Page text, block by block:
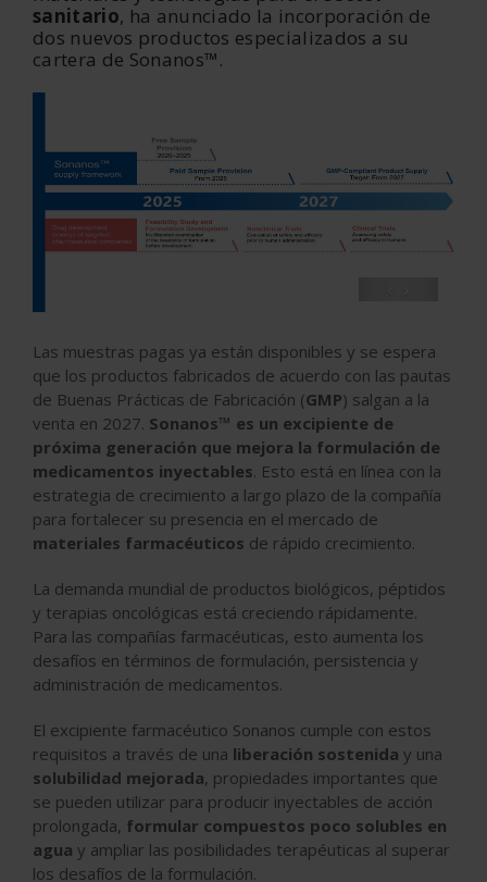
sanitario, ha anunciado la incorporación de
dos nuevos productos especializados a su
cartera de Sonanos™.
Las muestras pagas ya están disponibles y se espera
que los productos fabricados de acuerdo con las pautas
de Buenas Prácticas de Fabricación (GMP) salgan a la
venta en 2027. Sonanos™ es un excipiente de
próxima generación que mejora la formulación de
medicamentos inyectables. Esto está en línea con la
estrategia de crecimiento a largo plazo de la compañía
para fortalecer su presencia en el mercado de
materiales farmacéuticos de rápido crecimiento.
La demanda mundial de productos biológicos, péptidos
y terapias oncológicas está creciendo rápidamente.
Para las compañías farmacéuticas, esto aumenta los
desafíos en términos de formulación, persistencia y
administración de medicamentos.
El excipiente farmacéutico Sonanos cumple con estos
requisitos a través de una liberación sostenida y una
solubilidad mejorada, propiedades importantes que
se pueden utilizar para producir inyectables de acción
prolongada, formular compuestos poco solubles en
agua y ampliar las posibilidades terapéuticas al superar
los desafíos de la formulación.